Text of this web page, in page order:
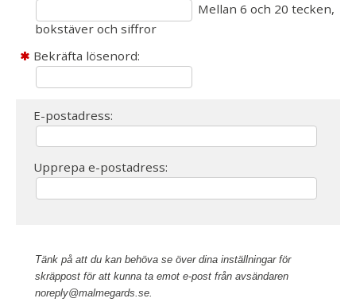
Mellan 6 och 20 tecken,
bokstäver och siffror
Bekräfta lösenord:
E-postadress:
Upprepa e-postadress:
Tänk på att du kan behöva se över dina inställningar för
skräppost för att kunna ta emot e-post från avsändaren
noreply@malmegards.se.